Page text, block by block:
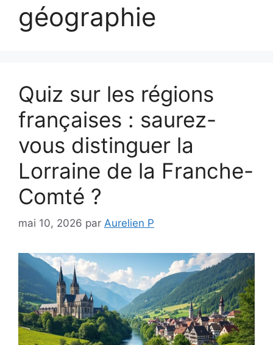
géographie
Quiz sur les régions
françaises : saurez-
vous distinguer la
Lorraine de la Franche-
Comté ?
mai 10, 2026 par Aurelien P